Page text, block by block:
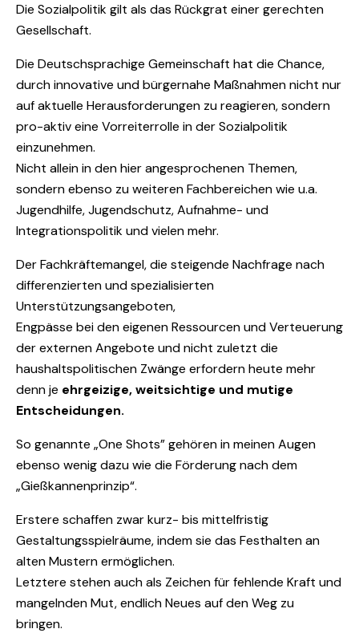
Die Sozialpolitik gilt als das Rückgrat einer gerechten
Gesellschaft.
Die Deutschsprachige Gemeinschaft hat die Chance,
durch innovative und bürgernahe Maßnahmen nicht nur
auf aktuelle Herausforderungen zu reagieren, sondern
pro-aktiv eine Vorreiterrolle in der Sozialpolitik
einzunehmen.
Nicht allein in den hier angesprochenen Themen,
sondern ebenso zu weiteren Fachbereichen wie u.a.
Jugendhilfe, Jugendschutz, Aufnahme- und
Integrationspolitik und vielen mehr.
Der Fachkräftemangel, die steigende Nachfrage nach
differenzierten und spezialisierten
Unterstützungsangeboten,
Engpässe bei den eigenen Ressourcen und Verteuerung
der externen Angebote und nicht zuletzt die
haushaltspolitischen Zwänge erfordern heute mehr
denn je ehrgeizige, weitsichtige und mutige
Entscheidungen.
So genannte „One Shots” gehören in meinen Augen
ebenso wenig dazu wie die Förderung nach dem
„Gießkannenprinzip“.
Erstere schaffen zwar kurz- bis mittelfristig
Gestaltungsspielräume, indem sie das Festhalten an
alten Mustern ermöglichen.
Letztere stehen auch als Zeichen für fehlende Kraft und
mangelnden Mut, endlich Neues auf den Weg zu
bringen.